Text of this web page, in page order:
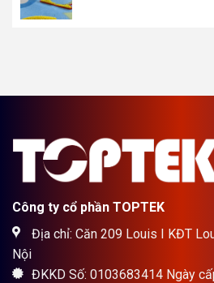
Công ty cổ phần TOPTEK
Địa chỉ: Căn 209 Louis I KĐT
Nội
ĐKKD Số: 0103683414 Ngày